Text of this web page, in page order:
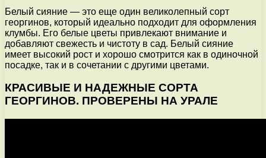
Белый сияние — это еще один великолепный сорт
георгинов, который идеально подходит для оформления
клумбы. Его белые цветы привлекают внимание и
добавляют свежесть и чистоту в сад. Белый сияние
имеет высокий рост и хорошо смотрится как в одиночной
посадке, так и в сочетании с другими цветами.
КРАСИВЫЕ И НАДЕЖНЫЕ СОРТА
ГЕОРГИНОВ. ПРОВЕРЕНЫ НА УРАЛЕ